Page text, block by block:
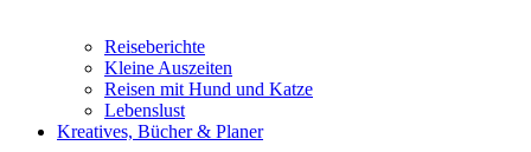
Reiseberichte
Kleine Auszeiten
Reisen mit Hund und Katze
Lebenslust
Kreatives, Bücher & Planer